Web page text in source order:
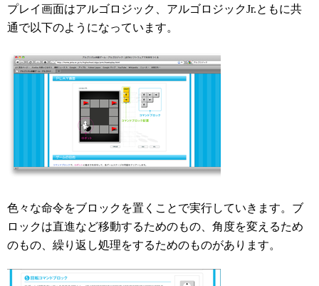
プレイ画面はアルゴロジック、アルゴロジックJr.ともに共
通で以下のようになっています。
色々な命令をブロックを置くことで実行していきます。ブ
ロックは直進など移動するためのもの、角度を変えるため
のもの、繰り返し処理をするためのものがあります。